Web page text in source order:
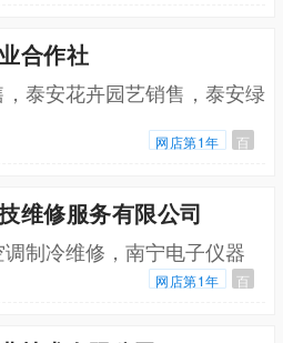
合作社
泰安花卉园艺销售，泰安绿
网店第1年 百
维修服务有限公司
制冷维修，南宁电子仪器
网店第1年 百